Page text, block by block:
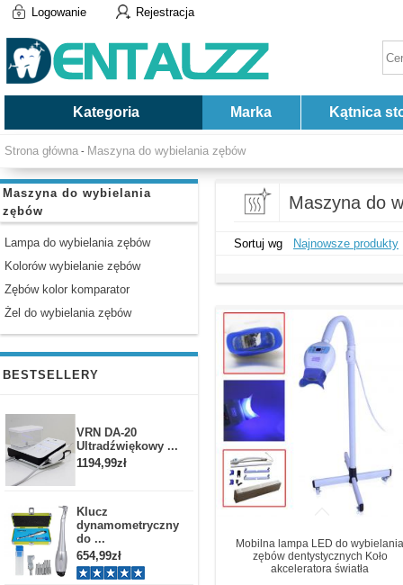
Logowanie Rejestracja
Kategoria Marka Kątnica
Strona główna - Maszyna do wybielania zębów
Maszyna do wybielania
zębów
Lampa do wybielania zębów
Kolorów wybielanie zębów
Zębów kolor komparator
Żel do wybielania zębów
BESTSELLERY
VRN DA-20
Ultradźwiękowy ...
1194,99zł
Klucz
dynamometryczny
do ...
654,99zł
Maszyna do
Sortuj wg Najnowsze produkty
Mobilna lampa LED do wybielania
zębów dentystycznych Koło
akceleratora światła